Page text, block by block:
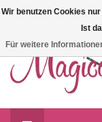
Wir haben
Wir benutzen Cookies
Ist
Für weitere